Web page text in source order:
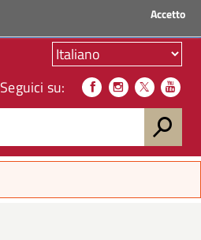
Accetto
Seguici su: